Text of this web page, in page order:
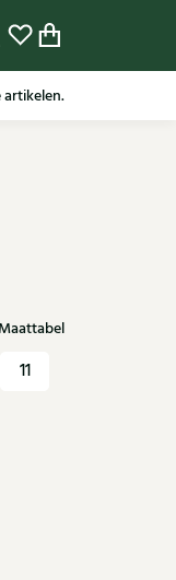
artikelen.
Maattabel
11